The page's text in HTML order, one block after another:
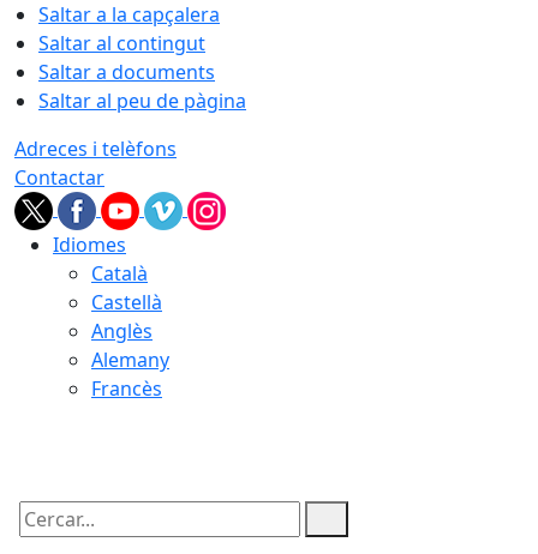
Saltar a la capçalera
Saltar al contingut
Saltar a documents
Saltar al peu de pàgina
Adreces i telèfons
Contactar
Idiomes
Català
Castellà
Anglès
Alemany
Francès
Cercar: